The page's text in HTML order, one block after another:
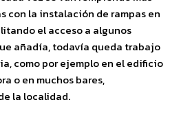
con la instalación de rampas en
el acceso a algunos
añadía, todavía queda trabajo
como por ejemplo en el edificio
o en muchos bares,
la localidad.